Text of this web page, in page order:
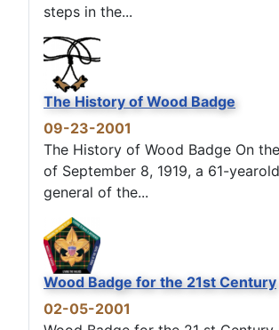
steps in the...
The History of Wood Badge
09-23-2001
The History of Wood Badge On
of September 8, 1919, a 61-
general of the...
Wood Badge for the 21st Century
02-05-2001